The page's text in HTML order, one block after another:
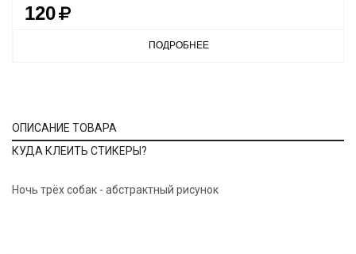
120
ПОДРОБНЕЕ
ОПИСАНИЕ ТОВАРА
КУДА КЛЕИТЬ СТИКЕРЫ?
Ночь трёх собак - абстрактный рисунок